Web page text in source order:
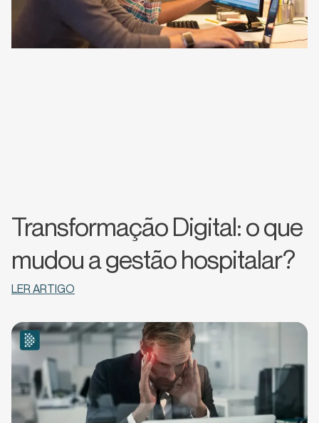
Transformação Digital: o que
mudou a gestão hospitalar?
LER ARTIGO